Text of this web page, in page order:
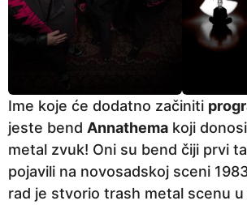
Ime koje će dodatno začiniti
jeste bend Annathema koji
metal zvuk! Oni su bend čiji prvi
pojavili na novosadskoj sceni
rad je stvorio trash metal scenu